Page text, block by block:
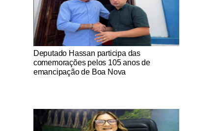
Notícias Católicas
Deputado Hassan participa das
comemorações pelos 105 anos de
emancipação de Boa Nova